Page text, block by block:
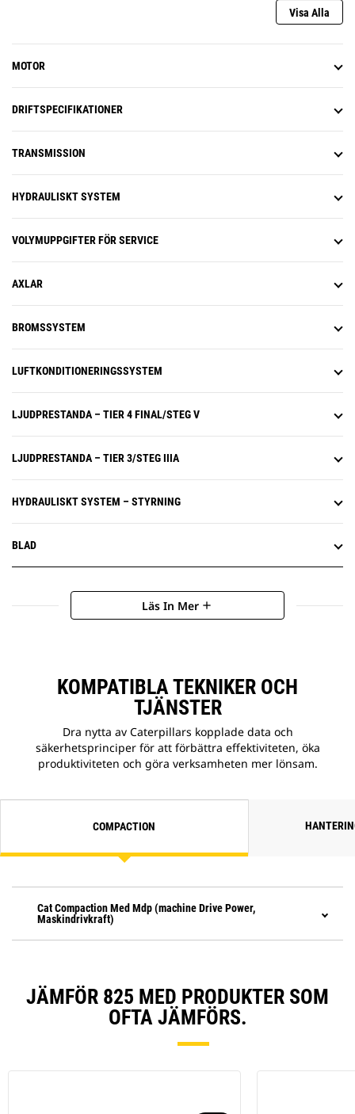
styrsystem ger jämn styrning
motorvarvtal.
redskapsstyrning.
med mindre belastning på
föraren.
Visa Alla
MOTOR
DRIFTSPECIFIKATIONER
TRANSMISSION
HYDRAULISKT SYSTEM
VOLYMUPPGIFTER FÖR SERVICE
AXLAR
BROMSSYSTEM
LUFTKONDITIONERINGSSYSTEM
LJUDPRESTANDA – TIER 4 FINAL/STEG V
LJUDPRESTANDA – TIER 3/STEG IIIA
HYDRAULISKT SYSTEM – STYRNING
BLAD
Läs In Mer add
KOMPATIBLA TEKNIKER OCH
TJÄNSTER
Dra nytta av Caterpillars kopplade data och
säkerhetsprinciper för att förbättra effektiviteten, öka
produktiviteten och göra verksamheten mer lönsam.
COMPACTION
Cat Compaction Med Mdp (machine Drive Power,
Maskindrivkraft)
JÄMFÖR 825 MED PRODUKTER SOM
OFTA JÄMFÖRS.